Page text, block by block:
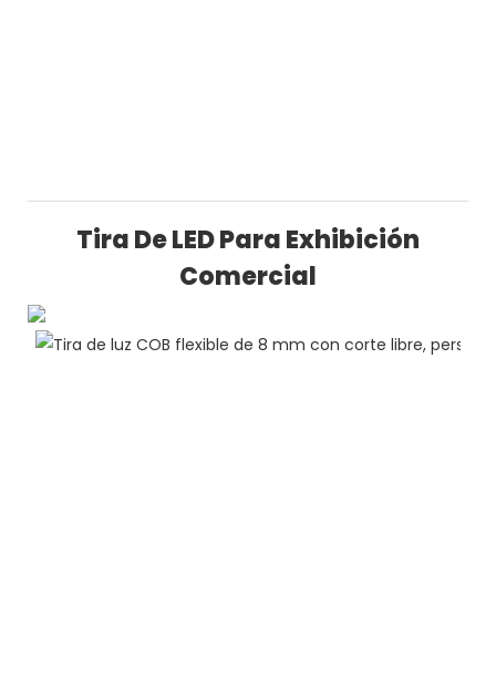
Tira De LED Para Exhibición
Comercial